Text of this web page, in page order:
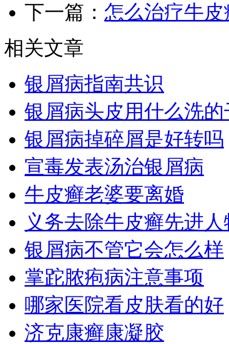
下一篇： 怎么治疗牛
相关文章
银屑病指南共识
银屑病头皮用什么洗的
银屑病掉碎屑是好转吗
宣毒发表汤治银屑病
牛皮癣老婆要离婚
义务去除牛皮癣先进人
银屑病不管它会怎么样
掌跎脓疱病注意事项
哪家医院看皮肤看的好
济克康癣康凝胶